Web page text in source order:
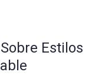
Estilos